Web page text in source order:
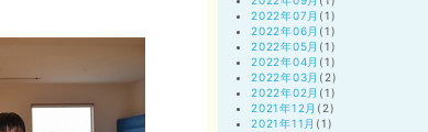
2022年07月 (1)
2022年06月 (1)
2022年05月 (1)
2022年04月 (1)
2022年03月 (2)
2022年02月 (1)
2021年12月 (2)
2021年11月 (1)